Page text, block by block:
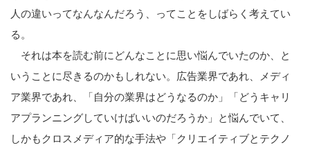
人の違いってなんなんだろう、ってことをしばらく考えてい
る。
それは本を読む前にどんなことに思い悩んでいたのか、と
いうことに尽きるのかもしれない。広告業界であれ、メディ
ア業界であれ、「自分の業界はどうなるのか」「どうキャリ
アプランニングしていけばいいのだろうか」と悩んでいて、
しかもクロスメディア的な手法や「クリエイティブとテクノ